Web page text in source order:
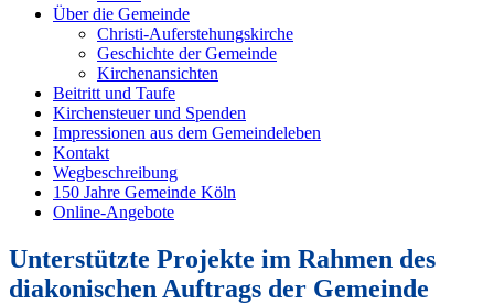
Über die Gemeinde
Christi-Auferstehungskirche
Geschichte der Gemeinde
Kirchenansichten
Beitritt und Taufe
Kirchensteuer und Spenden
Impressionen aus dem Gemeindeleben
Kontakt
Wegbeschreibung
150 Jahre Gemeinde Köln
Online-Angebote
Unterstützte Projekte im Rahmen des
diakonischen Auftrags der Gemeinde